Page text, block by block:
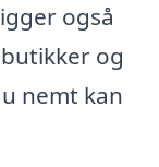
også
og
nemt kan